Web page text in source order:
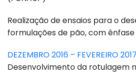
Realização de ensaios para o
formulações de pão, com
DEZEMBRO 2016 – FEVEREIRO 2017
Desenvolvimento da rotulagem